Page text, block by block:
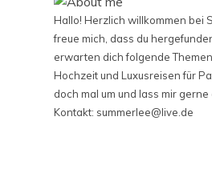
Hallo! Herzlich willkommen bei
freue mich, dass du
erwarten dich folgende
Hochzeit und Luxusreisen für
doch mal um und lass mir
Kontakt: summerlee@live.de